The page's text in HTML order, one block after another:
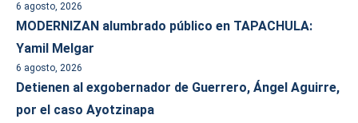
6 agosto, 2026
MODERNIZAN alumbrado público en TAPACHULA:
Yamil Melgar
6 agosto, 2026
Detienen al exgobernador de Guerrero, Ángel Aguirre,
por el caso Ayotzinapa